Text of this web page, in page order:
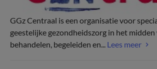
GGz Centraal is een organisatie voor
geestelijke gezondheidszorg in het
behandelen, begeleiden en... Lees meer